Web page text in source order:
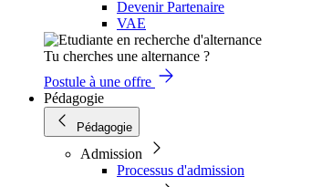
Devenir Partenaire
VAE
Tu cherches une alternance ?
Postule à une offre
Pédagogie
Pédagogie
Admission
Processus d'admission